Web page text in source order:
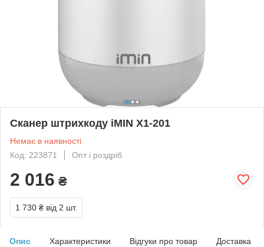
Сканер штрихкоду iMIN X1-201
Немає в наявності
Код: 223871
Опт і роздріб
2 016 ₴
1 730 ₴ від 2 шт.
Опис Характеристики Відгуки про товар Доставка